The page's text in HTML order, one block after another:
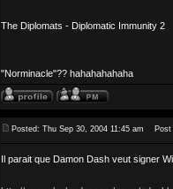
The Diplomats - Diplomatic Immunity 2
"Norminacle"?? hahahahahaha
Posted: Thu Sep 30, 2004 11:45 am Post
Il parait que Damon Dash veut signer